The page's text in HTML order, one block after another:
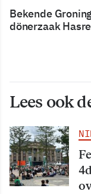
Bekende
dönerzaak
Lees ook